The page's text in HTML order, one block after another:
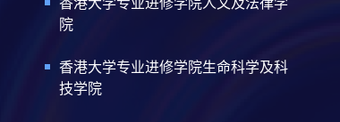
院
香港大学专业进修学院生命科学及科
技学院